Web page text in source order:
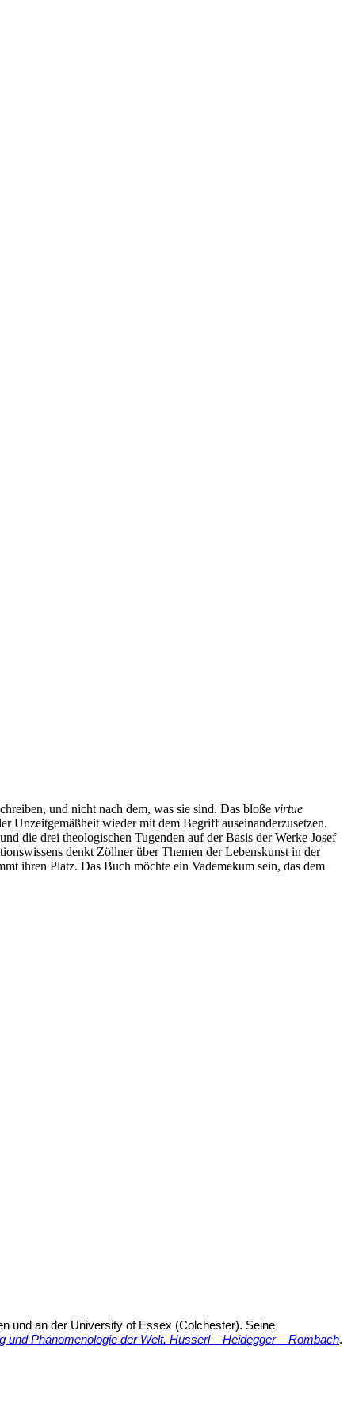
und nicht nach dem, was sie sind. Das bloße virtue
Unzeitgemäßheit wieder mit dem Begriff auseinanderzusetzen.
die drei theologischen Tugenden auf der Basis der Werke Josef
denkt Zöllner über Themen der Lebenskunst in der
ihren Platz. Das Buch möchte ein Vademekum sein, das dem
und an der University of Essex (Colchester). Seine
und Phänomenologie der Welt. Husserl – Heidegger – Rombach.